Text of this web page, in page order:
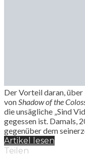
Der Vorteil daran,
vonShadow of the
die unsägliche „Sind
gegessen ist. Damals,
gegenüber dem
Artikel lesen
Teilen